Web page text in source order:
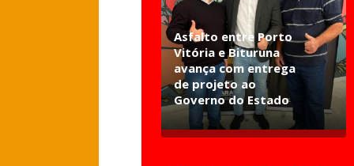
Asfalto entre Porto
Vitória e Bituruna
avança com entrega
de projeto ao
Governo do Estado